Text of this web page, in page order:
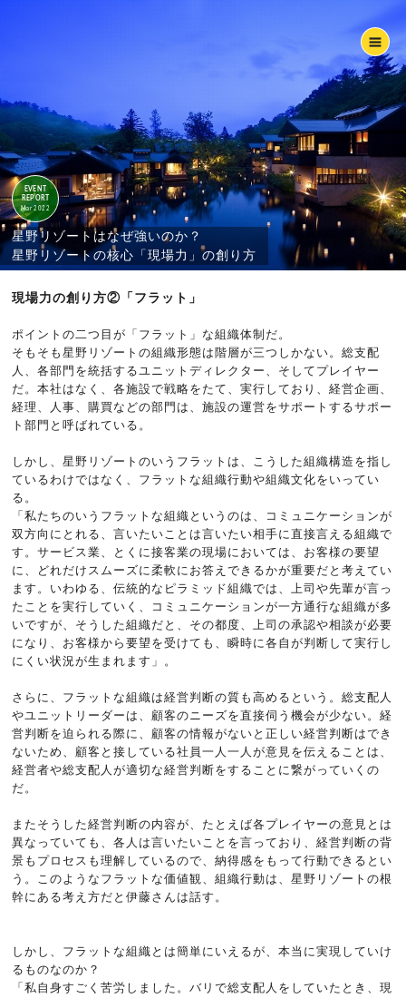
EVENT
REPORT
Mar 2022
星野リゾートはなぜ強いのか？
星野リゾートの核心「現場力」の創り方
現場力の創り方②「フラット」
ポイントの二つ目が「フラット」な組織体制だ。
そもそも星野リゾートの組織形態は階層が三つしかない。総支配
人、各部門を統括するユニットディレクター、そしてプレイヤー
だ。本社はなく、各施設で戦略をたて、実行しており、経営企画、
経理、人事、購買などの部門は、施設の運営をサポートするサポー
ト部門と呼ばれている。
しかし、星野リゾートのいうフラットは、こうした組織構造を指し
ているわけではなく、フラットな組織行動や組織文化をいってい
る。
「私たちのいうフラットな組織というのは、コミュニケーションが
双方向にとれる、言いたいことは言いたい相手に直接言える組織で
す。サービス業、とくに接客業の現場においては、お客様の要望
に、どれだけスムーズに柔軟にお答えできるかが重要だと考えてい
ます。いわゆる、伝統的なピラミッド組織では、上司や先輩が言っ
たことを実行していく、コミュニケーションが一方通行な組織が多
いですが、そうした組織だと、その都度、上司の承認や相談が必要
になり、お客様から要望を受けても、瞬時に各自が判断して実行し
にくい状況が生まれます」。
さらに、フラットな組織は経営判断の質も高めるという。総支配人
やユニットリーダーは、顧客のニーズを直接伺う機会が少ない。経
営判断を迫られる際に、顧客の情報がないと正しい経営判断はでき
ないため、顧客と接している社員一人一人が意見を伝えることは、
経営者や総支配人が適切な経営判断をすることに繋がっていくの
だ。
またそうした経営判断の内容が、たとえば各プレイヤーの意見とは
異なっていても、各人は言いたいことを言っており、経営判断の背
景もプロセスも理解しているので、納得感をもって行動できるとい
う。このようなフラットな価値観、組織行動は、星野リゾートの根
幹にある考え方だと伊藤さんは話す。
しかし、フラットな組織とは簡単にいえるが、本当に実現していけ
るものなのか？
「私自身すごく苦労しました。バリで総支配人をしていたとき、現